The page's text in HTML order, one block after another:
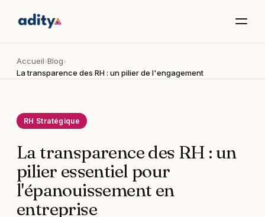
Accueil›Blog›
La transparence des RH : un pilier de l'engagement
RH Stratégique
La transparence des RH : un
pilier essentiel pour
l'épanouissement en
entreprise